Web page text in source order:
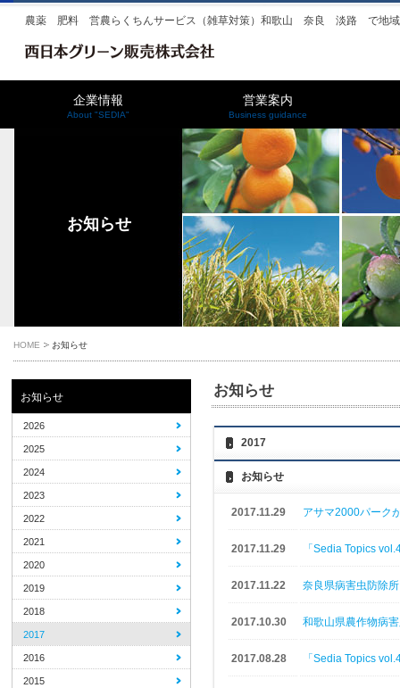
農薬 肥料 営農らくちんサービス（雑草対策）和歌山 奈良 淡路 で地
企業情報
About "SEDIA"
営業案内
Business guidance
お知らせ
HOME お知らせ
お知らせ
2017
お知らせ
2017.11.29 アサマ2000パーク
2017.11.29 「Sedia Topics
2017.11.22 奈良県病害虫防除
2017.10.30 和歌山県農作物病
2017.08.28 「Sedia Topics
お知らせ
2026
2025
2024
2023
2022
2021
2020
2019
2018
2017
2016
2015